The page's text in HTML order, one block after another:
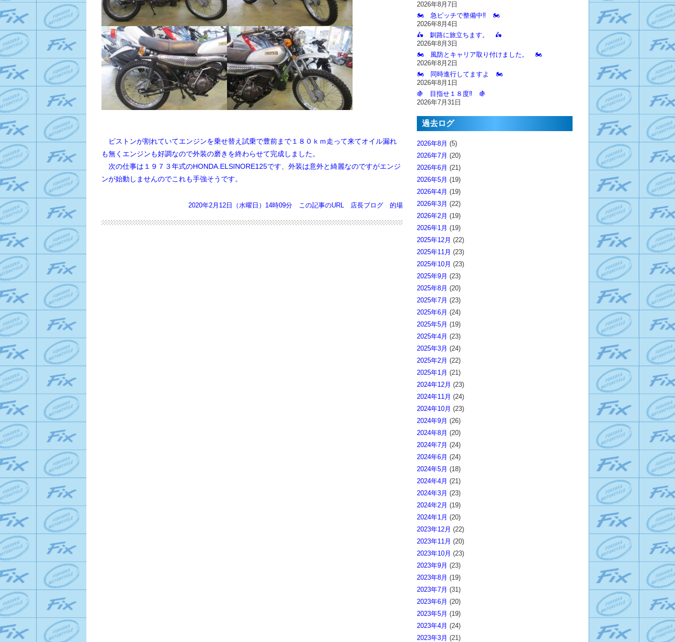
ピストンが割れていてエンジンを乗せ替え試乗で豊前まで１８０ｋｍ走って来てオイル漏れ
も無くエンジンも好調なので外装の磨きを終わらせて完成しました。
次の仕事は１９７３年式のHONDA.ELSINORE125です、外装は意外と綺麗なのですがエンジ
ンが始動しませんのでこれも手強そうです。
2020年2月12日（水曜日）14時09分 この記事のURL 店長ブログ 的場
2026年8月7日
🏍️ 急ピッチで整備中‼️ 🏍️
2026年8月4日
🛵 釧路に旅立ちます。 🛵
2026年8月3日
🏍️ 風防とキャリア取り付けました。 🏍️
2026年8月2日
🏍️ 同時進行してますよ 🏍️
2026年8月1日
🍇 目指せ１８度‼️ 🍇
2026年7月31日
過去ログ
2026年8月 (5)
2026年7月 (20)
2026年6月 (21)
2026年5月 (19)
2026年4月 (19)
2026年3月 (22)
2026年2月 (19)
2026年1月 (19)
2025年12月 (22)
2025年11月 (23)
2025年10月 (23)
2025年9月 (23)
2025年8月 (20)
2025年7月 (23)
2025年6月 (24)
2025年5月 (19)
2025年4月 (23)
2025年3月 (24)
2025年2月 (22)
2025年1月 (21)
2024年12月 (23)
2024年11月 (24)
2024年10月 (23)
2024年9月 (26)
2024年8月 (20)
2024年7月 (24)
2024年6月 (24)
2024年5月 (18)
2024年4月 (21)
2024年3月 (23)
2024年2月 (19)
2024年1月 (20)
2023年12月 (22)
2023年11月 (20)
2023年10月 (23)
2023年9月 (23)
2023年8月 (19)
2023年7月 (31)
2023年6月 (20)
2023年5月 (19)
2023年4月 (24)
2023年3月 (21)